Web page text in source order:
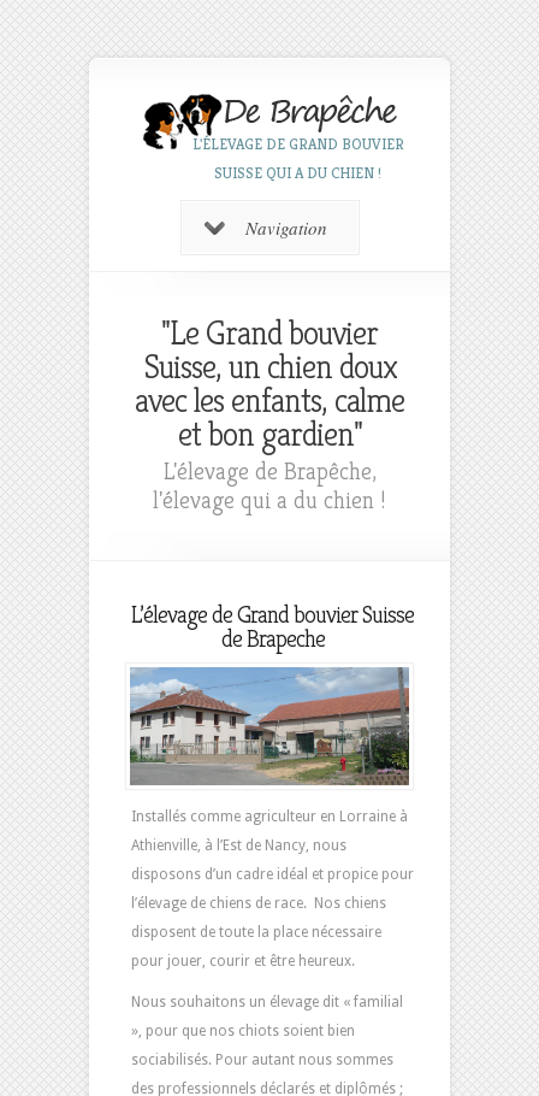
L'ÉLEVAGE DE GRAND BOUVIER
SUISSE QUI A DU CHIEN !
Navigation
"Le Grand bouvier
Suisse, un chien doux
avec les enfants, calme
et bon gardien"
L'élevage de Brapêche,
l'élevage qui a du chien !
L’élevage de Grand bouvier Suisse
de Brapeche
Installés comme agriculteur en Lorraine à
Athienville, à l’Est de Nancy, nous
disposons d’un cadre idéal et propice pour
l’élevage de chiens de race. Nos chiens
disposent de toute la place nécessaire
pour jouer, courir et être heureux.
Nous souhaitons un élevage dit « familial
», pour que nos chiots soient bien
sociabilisés. Pour autant nous sommes
des professionnels déclarés et diplômés ;